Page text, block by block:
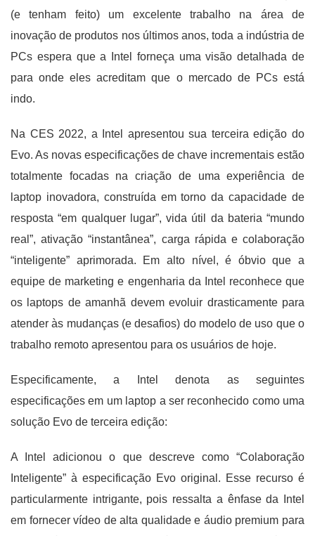
(e tenham feito) um excelente trabalho na área de
inovação de produtos nos últimos anos, toda a indústria de
PCs espera que a Intel forneça uma visão detalhada de
para onde eles acreditam que o mercado de PCs está
indo.
Na CES 2022, a Intel apresentou sua terceira edição do
Evo. As novas especificações de chave incrementais estão
totalmente focadas na criação de uma experiência de
laptop inovadora, construída em torno da capacidade de
resposta “em qualquer lugar”, vida útil da bateria “mundo
real”, ativação “instantânea”, carga rápida e colaboração
“inteligente” aprimorada. Em alto nível, é óbvio que a
equipe de marketing e engenharia da Intel reconhece que
os laptops de amanhã devem evoluir drasticamente para
atender às mudanças (e desafios) do modelo de uso que o
trabalho remoto apresentou para os usuários de hoje.
Especificamente, a Intel denota as seguintes
especificações em um laptop a ser reconhecido como uma
solução Evo de terceira edição:
A Intel adicionou o que descreve como “Colaboração
Inteligente” à especificação Evo original. Esse recurso é
particularmente intrigante, pois ressalta a ênfase da Intel
em fornecer vídeo de alta qualidade e áudio premium para